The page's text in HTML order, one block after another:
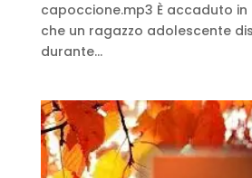
capoccione.mp3 È accaduto in
che un ragazzo adolescente
durante...